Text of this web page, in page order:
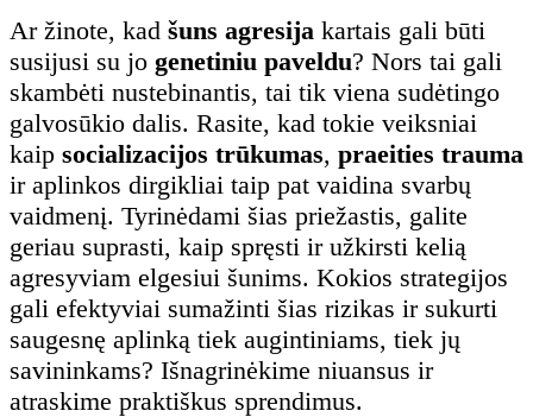
Ar žinote, kad šuns agresija kartais gali būti
susijusi su jo genetiniu paveldu? Nors tai gali
skambėti nustebinantis, tai tik viena sudėtingo
galvosūkio dalis. Rasite, kad tokie veiksniai
kaip socializacijos trūkumas, praeities trauma
ir aplinkos dirgikliai taip pat vaidina svarbų
vaidmenį. Tyrinėdami šias priežastis, galite
geriau suprasti, kaip spręsti ir užkirsti kelią
agresyviam elgesiui šunims. Kokios strategijos
gali efektyviai sumažinti šias rizikas ir sukurti
saugesnę aplinką tiek augintiniams, tiek jų
savininkams? Išnagrinėkime niuansus ir
atraskime praktiškus sprendimus.